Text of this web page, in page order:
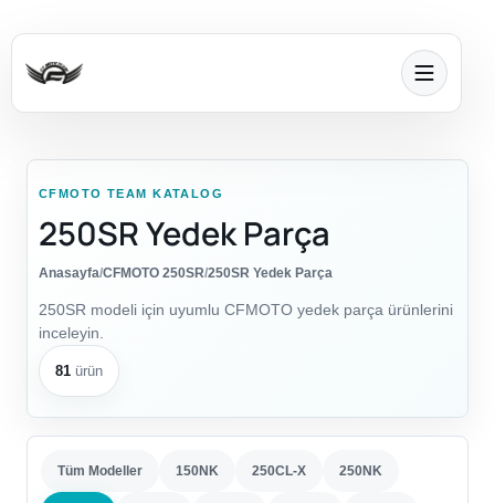
CFMOTO TEAM KATALOG
250SR Yedek Parça
Anasayfa/CFMOTO 250SR/250SR Yedek Parça
250SR modeli için uyumlu CFMOTO yedek parça ürünlerini
inceleyin.
81 ürün
Tüm Modeller 150NK 250CL-X 250NK